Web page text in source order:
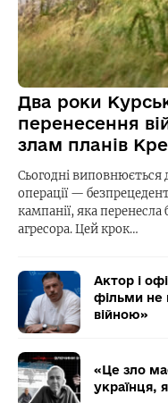
Два роки
перенесення
злам планів
Сьогодні виповнюється
операції —
кампанії, яка
агресора. Цей крок…
Актор і
фільми не
війною»
«Це зло
українця,